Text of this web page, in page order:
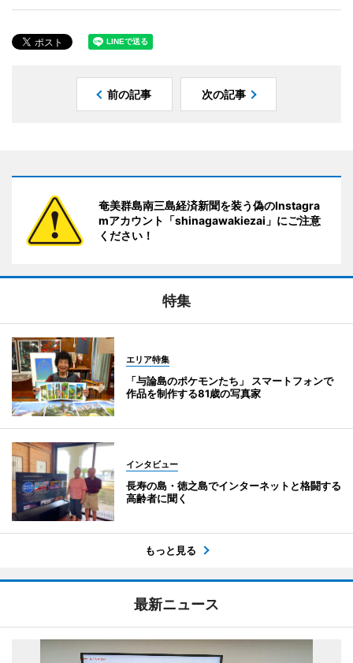
前の記事 次の記事
奄美群島南三島経済新聞を装う偽のInstagra
mアカウント「shinagawakiezai」にご注意
ください！
特集
エリア特集
「与論島のポケモンたち」 スマートフォンで
作品を制作する81歳の写真家
インタビュー
長寿の島・徳之島でインターネットと格闘する
高齢者に聞く
もっと見る
最新ニュース